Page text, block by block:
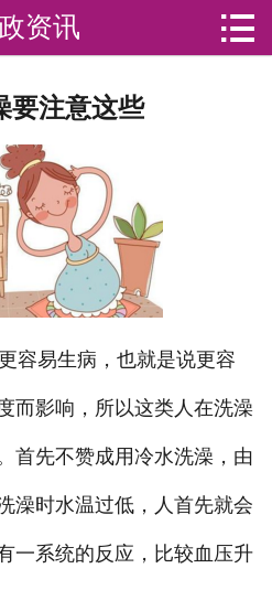
加盟苏家联
荣誉资质
家政资讯
你问我答
关于我们
资讯 
要注意这些
容易生病，也就是说更容
而影响，所以这类人在洗澡
首先不赞成用冷水洗澡，由
澡时水温过低，人首先就会
一系统的反应，比较血压升